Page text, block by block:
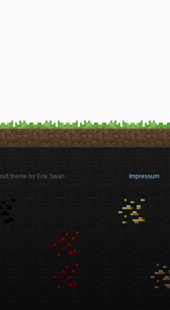
theme by Erik Swan. Impressum